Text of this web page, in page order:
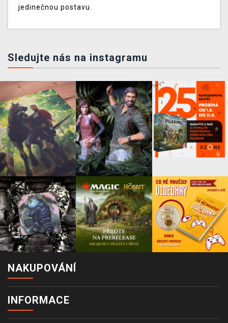
jedinečnou postavu.
Sledujte nás na instagramu
NAKUPOVÁNÍ
INFORMACE